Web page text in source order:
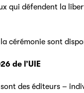
qui défendent la
cérémonie sont
de l’UIE
des éditeurs –